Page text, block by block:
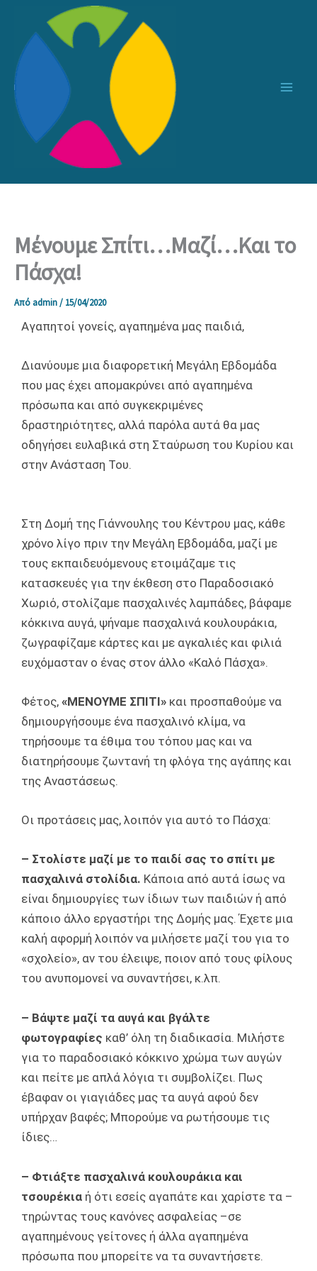
περιεχόμενο
Μένουμε Σπίτι…Μαζί…Και το
Πάσχα!
Από admin/ 15/04/2020
Αγαπητοί γονείς, αγαπημένα μας παιδιά,
Διανύουμε μια διαφορετική Μεγάλη Εβδομάδα
που μας έχει απομακρύνει από αγαπημένα
πρόσωπα και από συγκεκριμένες
δραστηριότητες, αλλά παρόλα αυτά θα μας
οδηγήσει ευλαβικά στη Σταύρωση του Κυρίου και
στην Ανάσταση Του.
Στη Δομή της Γιάννουλης του Κέντρου μας, κάθε
χρόνο λίγο πριν την Μεγάλη Εβδομάδα, μαζί με
τους εκπαιδευόμενους ετοιμάζαμε τις
κατασκευές για την έκθεση στο Παραδοσιακό
Χωριό, στολίζαμε πασχαλινές λαμπάδες, βάφαμε
κόκκινα αυγά, ψήναμε πασχαλινά κουλουράκια,
ζωγραφίζαμε κάρτες και με αγκαλιές και φιλιά
ευχόμασταν ο ένας στον άλλο «Καλό Πάσχα».
Φέτος, «ΜΕΝΟΥΜΕ ΣΠΙΤΙ» και προσπαθούμε να
δημιουργήσουμε ένα πασχαλινό κλίμα, να
τηρήσουμε τα έθιμα του τόπου μας και να
διατηρήσουμε ζωντανή τη φλόγα της αγάπης και
της Αναστάσεως.
Οι προτάσεις μας, λοιπόν για αυτό το Πάσχα:
– Στολίστε μαζί με το παιδί σας το σπίτι με
πασχαλινά στολίδια. Κάποια από αυτά ίσως να
είναι δημιουργίες των ίδιων των παιδιών ή από
κάποιο άλλο εργαστήρι της Δομής μας. Έχετε μια
καλή αφορμή λοιπόν να μιλήσετε μαζί του για το
«σχολείο», αν του έλειψε, ποιον από τους φίλους
του ανυπομονεί να συναντήσει, κ.λπ.
– Βάψτε μαζί τα αυγά και βγάλτε
φωτογραφίες καθ’ όλη τη διαδικασία. Μιλήστε
για το παραδοσιακό κόκκινο χρώμα των αυγών
και πείτε με απλά λόγια τι συμβολίζει. Πως
έβαφαν οι γιαγιάδες μας τα αυγά αφού δεν
υπήρχαν βαφές; Μπορούμε να ρωτήσουμε τις
ίδιες…
– Φτιάξτε πασχαλινά κουλουράκια και
τσουρέκια ή ότι εσείς αγαπάτε και χαρίστε τα –
τηρώντας τους κανόνες ασφαλείας –σε
αγαπημένους γείτονες ή άλλα αγαπημένα
πρόσωπα που μπορείτε να τα συναντήσετε.